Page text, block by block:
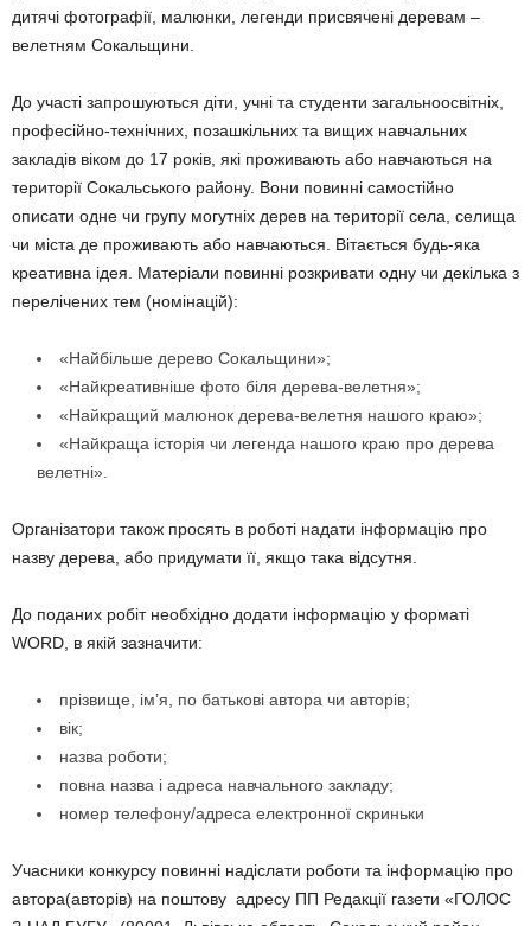
дитячі фотографії, малюнки, легенди присвячені деревам –
велетням Сокальщини.
До участі запрошуються діти, учні та студенти загальноосвітніх,
професійно-технічних, позашкільних та вищих навчальних
закладів віком до 17 років, які проживають або навчаються на
території Сокальського району. Вони повинні самостійно
описати одне чи групу могутніх дерев на території села, селища
чи міста де проживають або навчаються. Вітається будь-яка
креативна ідея. Матеріали повинні розкривати одну чи декілька з
перелічених тем (номінацій):
«Найбільше дерево Сокальщини»;
«Найкреативніше фото біля дерева-велетня»;
«Найкращий малюнок дерева-велетня нашого краю»;
«Найкраща історія чи легенда нашого краю про дерева
велетні».
Організатори також просять в роботі надати інформацію про
назву дерева, або придумати її, якщо така відсутня.
До поданих робіт необхідно додати інформацію у форматі
WORD, в якій зазначити:
прізвище, ім’я, по батькові автора чи авторів;
вік;
назва роботи;
повна назва і адреса навчального закладу;
номер телефону/адреса електронної скриньки
Учасники конкурсу повинні надіслати роботи та інформацію про
автора(авторів) на поштову адресу ПП Редакції газети «ГОЛОС